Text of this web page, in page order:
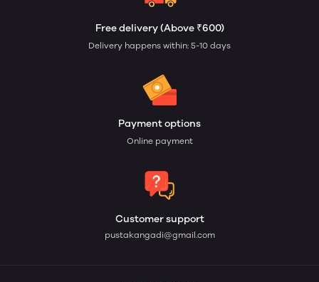
Free delivery (Above ₹600)
Delivery happens within: 5-10 days
Payment options
Online payment
Customer support
pustakangadi@gmail.com